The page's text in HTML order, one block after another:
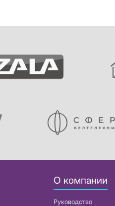
О компании
Руководство